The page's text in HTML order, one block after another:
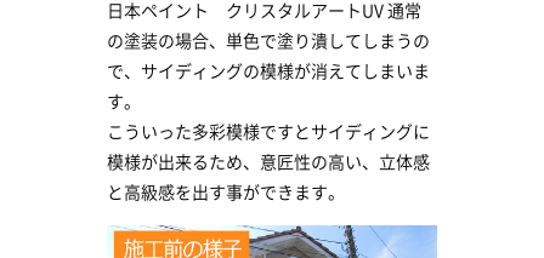
日本ペイント クリスタルアートUV 通常
の塗装の場合、単色で塗り潰してしまうの
で、サイディングの模様が消えてしまいま
す。
こういった多彩模様ですとサイディングに
模様が出来るため、意匠性の高い、立体感
と高級感を出す事ができます。